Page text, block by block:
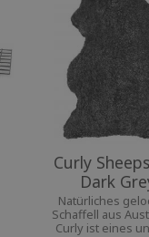
Curly
Dark
Natürliches
Schaffell aus
Curly ist eines